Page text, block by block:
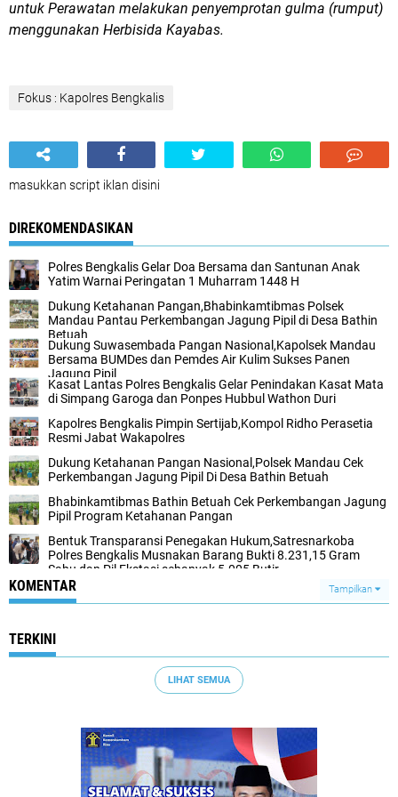
untuk Perawatan melakukan penyemprotan gulma (rumput)
menggunakan Herbisida Kayabas.
Fokus : Kapolres Bengkalis
masukkan script iklan disini
DIREKOMENDASIKAN
Polres Bengkalis Gelar Doa Bersama dan Santunan Anak
Yatim Warnai Peringatan 1 Muharram 1448 H
Dukung Ketahanan Pangan,Bhabinkamtibmas Polsek
Mandau Pantau Perkembangan Jagung Pipil di Desa Bathin
Betuah
Dukung Suwasembada Pangan Nasional,Kapolsek Mandau
Bersama BUMDes dan Pemdes Air Kulim Sukses Panen
Jagung Pipil
Kasat Lantas Polres Bengkalis Gelar Penindakan Kasat Mata
di Simpang Garoga dan Ponpes Hubbul Wathon Duri
Kapolres Bengkalis Pimpin Sertijab,Kompol Ridho Perasetia
Resmi Jabat Wakapolres
Dukung Ketahanan Pangan Nasional,Polsek Mandau Cek
Perkembangan Jagung Pipil Di Desa Bathin Betuah
Bhabinkamtibmas Bathin Betuah Cek Perkembangan Jagung
Pipil Program Ketahanan Pangan
Bentuk Transparansi Penegakan Hukum,Satresnarkoba
Polres Bengkalis Musnakan Barang Bukti 8.231,15 Gram
Sabu dan Pil Ekstasi sebanyak 5.005 Butir
KOMENTAR Tampilkan
TERKINI
LIHAT SEMUA